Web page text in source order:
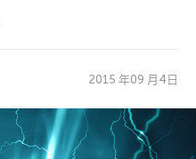
2015 年09 月4日